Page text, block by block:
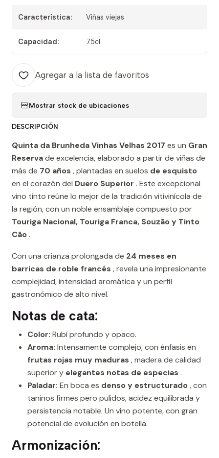
Característica: Viñas viejas
Capacidad: 75cl
Agregar a la lista de favoritos
Mostrar stock de ubicaciones
DESCRIPCIÓN
Quinta da Brunheda Vinhas Velhas 2017 es un Gran
Reservade excelencia, elaborado a partir de viñas de
más de 70 años , plantadas en suelos de esquisto
en el corazón del Duero Superior . Este excepcional
vino tinto reúne lo mejor de la tradición vitivinícola de
la región, con un noble ensamblaje compuesto por
Touriga Nacional, Touriga Franca, Souzão y Tinto
Cão.
Con una crianza prolongada de 24 meses en
barricas de roble francés , revela una impresionante
complejidad, intensidad aromática y un perfil
gastronómico de alto nivel.
Notas de cata:
Color: Rubí profundo y opaco.
Aroma: Intensamente complejo, con énfasis en
frutas rojas muy maduras , madera de calidad
superior y elegantes notas de especias .
Paladar: En boca es denso y estructurado, con
taninos firmes pero pulidos, acidez equilibrada y
persistencia notable. Un vino potente, con gran
potencial de evolución en botella.
Armonización: